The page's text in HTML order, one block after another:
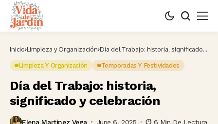
Inicio Limpieza y Organización Día del Trabajo: historia, significado y
Limpieza Y Organización Temporadas Y Festividades
Día del Trabajo: historia,
significado y celebración
Elena Martinez Vega June 6, 2025 6 Min De Lectura